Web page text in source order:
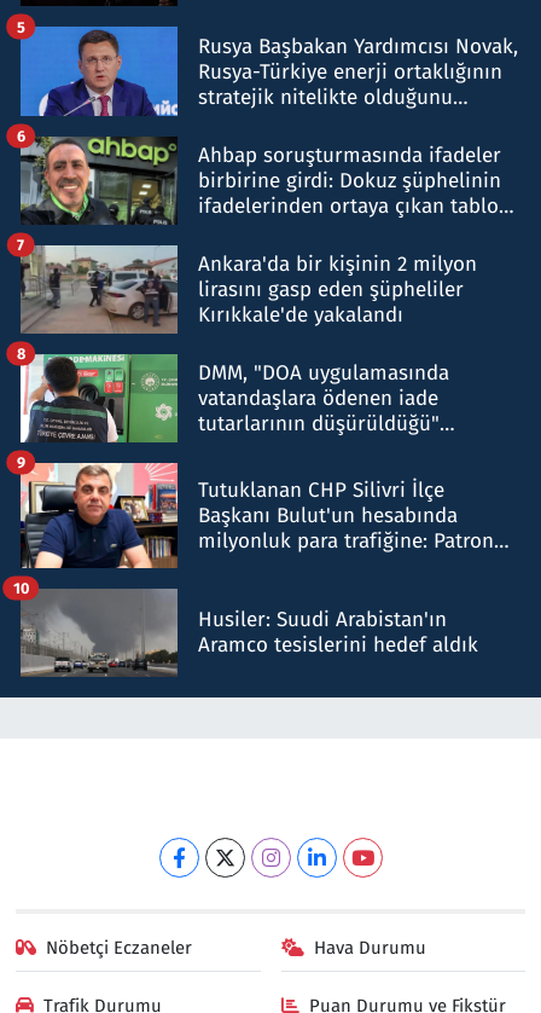
Rusya Başbakan Yardımcısı Novak,
Rusya-Türkiye enerji ortaklığının
stratejik nitelikte olduğunu
5
Ahbap soruşturmasında ifadeler
birbirine girdi: Dokuz şüphelinin
ifadelerinden ortaya çıkan tablo
6
Ankara'da bir kişinin 2 milyon
lirasını gasp eden şüpheliler
Kırıkkale'de yakalandı
7
DMM, "DOA uygulamasında
vatandaşlara ödenen iade
tutarlarının düşürüldüğü"
8
Tutuklanan CHP Silivri İlçe
Başkanı Bulut'un hesabında
milyonluk para trafiğine: Patron
9
Husiler: Suudi Arabistan'ın
Aramco tesislerini hedef aldık
10
Nöbetçi Eczaneler Hava Durumu
Trafik Durumu Puan Durumu ve Fikstür